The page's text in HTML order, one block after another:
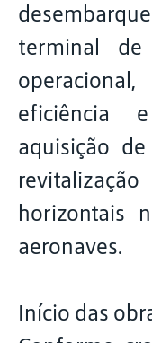
terminal de
eficiência
aquisição
horizontais
aeronaves.
Início das